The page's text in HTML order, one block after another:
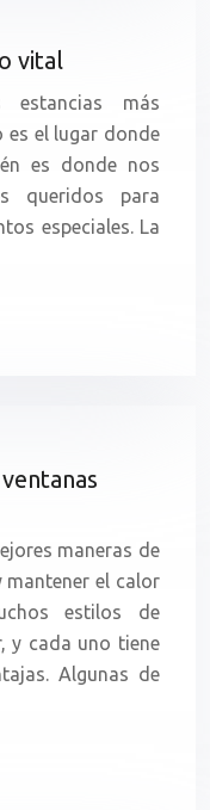
vital
más
es el lugar donde
es donde nos
queridos para
especiales. La
maneras de
mantener el calor
estilos de
y cada uno tiene
Algunas de